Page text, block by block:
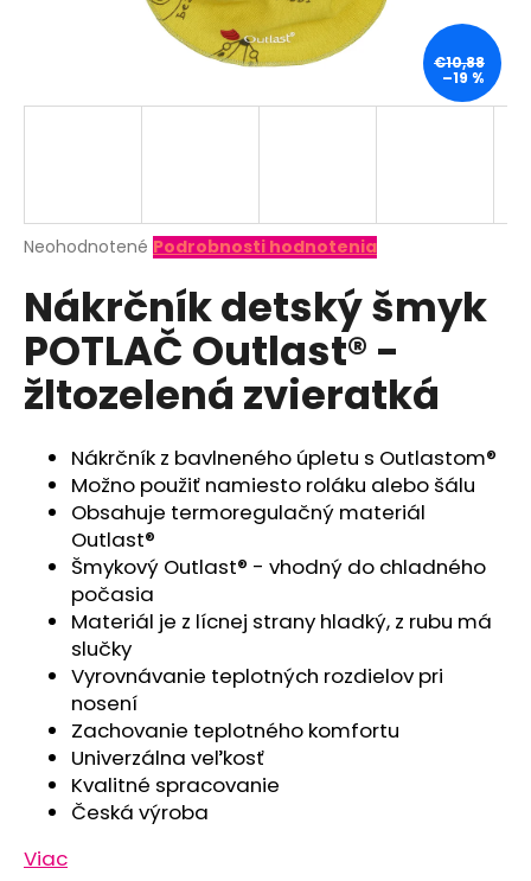
Priemerné
produktu
je
0,0
5
hviezdičiek.
Neohodnotené Podrobnosti hodnotenia
Nákrčník detský šmyk
POTLAČ Outlast® -
žltozelená zvieratká
Nákrčník z bavlneného úpletu s Outlastom®
Možno použiť namiesto roláku alebo šálu
Obsahuje termoregulačný materiál
Outlast®
Šmykový Outlast® - vhodný do chladného
počasia
Materiál je z lícnej strany hladký, z rubu má
slučky
Vyrovnávanie teplotných rozdielov pri
nosení
Zachovanie teplotného komfortu
Univerzálna veľkosť
Kvalitné spracovanie
Česká výroba
Viac
€10,88
–19 %
O
d
ZAVINOVAČKA
ZAVÄZOVACIA
PEVNÝ
CHRBÁT
ANGEL
OUTLAST®
FARMA